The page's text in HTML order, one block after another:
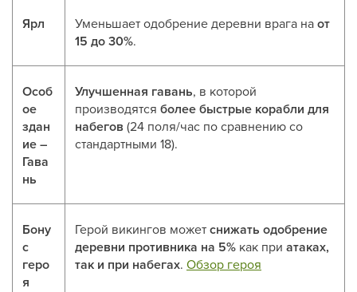
Ярл Уменьшает одобрение деревни врага наот
15 до 30%.
Особ
ое
здан
ие –
Гава
нь
Улучшенная гавань, в которой
производятся более быстрые корабли для
набегов (24 поля/час по сравнению со
стандартными 18).
Бону
с
геро
я
Герой викингов можетснижать одобрение
деревни противника на 5% как при атаках,
так и при набегах. Обзор героя